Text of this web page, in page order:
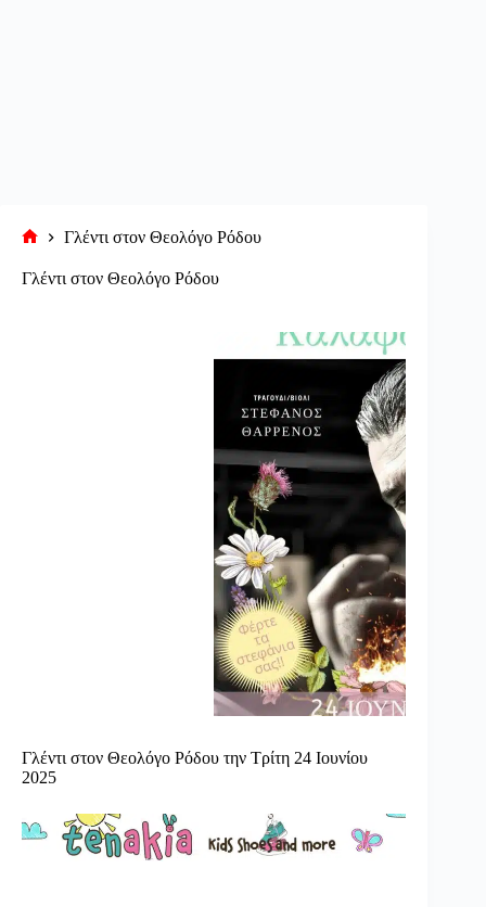
σελίδα
Γλέντι στον Θεολόγο Ρόδου
Γλέντι στον Θεολόγο Ρόδου
Γλέντι στον Θεολόγο Ρόδου την Τρίτη 24 Ιουνίου
2025